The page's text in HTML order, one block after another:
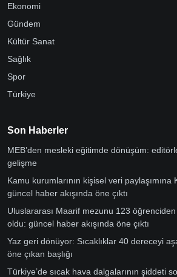
Ekonomi
Gündem
Kültür Sanat
Sağlık
Spor
Türkiye
Son Haberler
MEB’den mesleki eğitimde dönüşüm:
gelişme
Kamu kurumlarının kişisel veri paylaşımına
güncel haber akışında öne çıktı
Uluslararası Maarif mezunu 123
oldu: güncel haber akışında öne çıktı
Yaz geri dönüyor: Sıcaklıklar 40 dereceyi
öne çıkan başlığı
Türkiye’de sıcak hava dalgalarının şiddeti